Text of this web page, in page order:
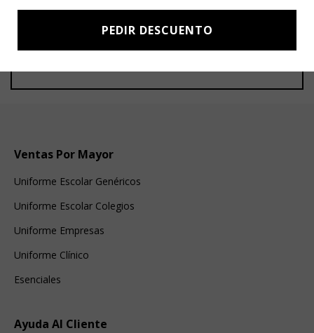
en este navegador para la próxima vez que
Ventas Por Mayor
Uniforme Escolar Genéricos
Uniforme Escolar Colegios
Uniforme Empresas
Uniforme Clínico
Esenciales
Ayuda Al Cliente
PEDIR DESCUENTO